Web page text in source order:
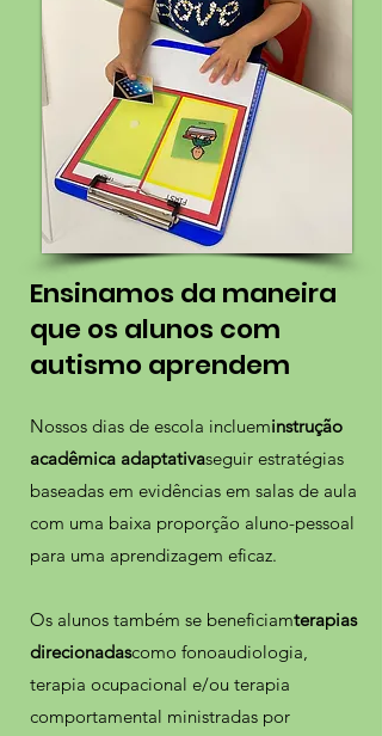
Ensinamos da maneira
que os alunos com
autismo aprendem
Nossos dias de escola inclueminstrução
acadêmica adaptativaseguir estratégias
baseadas em evidências em salas de aula
com uma baixa proporção aluno-pessoal
para uma aprendizagem eficaz.
Os alunos também se beneficiamterapias
direcionadascomo fonoaudiologia,
terapia ocupacional e/ou terapia
comportamental ministradas por